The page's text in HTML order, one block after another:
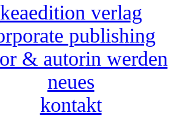
keaedition verlag
publishing
& autorin werden
neues
kontakt